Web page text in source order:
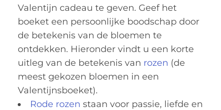
Valentijn cadeau te geven. Geef het
boeket een persoonlijke boodschap door
de betekenis van de bloemen te
ontdekken. Hieronder vindt u een korte
uitleg van de betekenis van rozen (de
meest gekozen bloemen in een
Valentijnsboeket).
Rode rozen staan voor passie, liefde en